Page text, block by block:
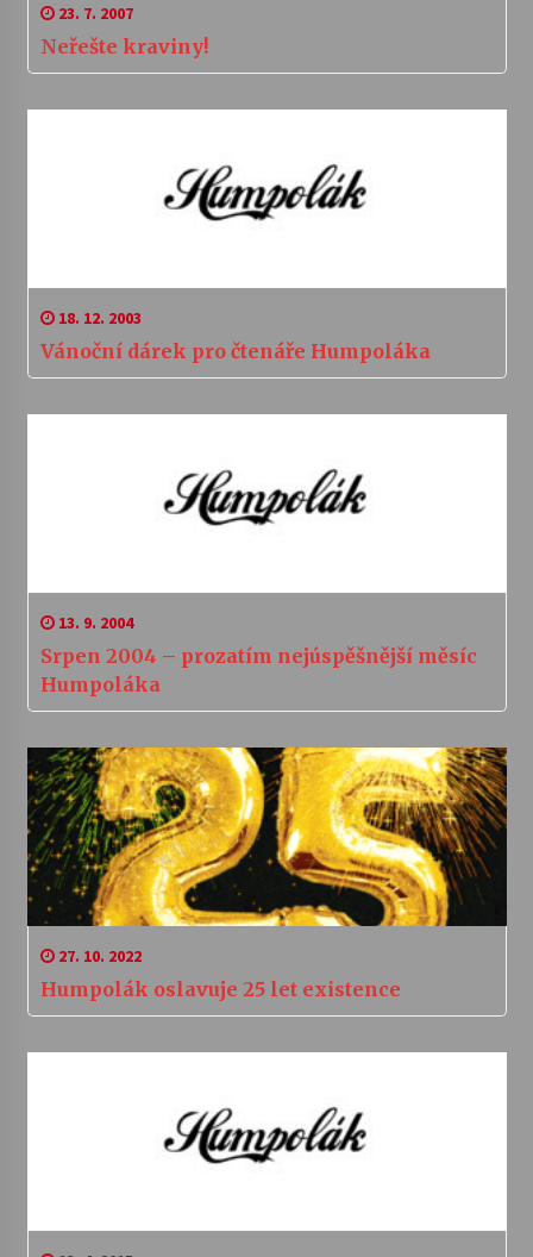
23. 7. 2007
Neřešte kraviny!
18. 12. 2003
Vánoční dárek pro čtenáře Humpoláka
13. 9. 2004
Srpen 2004 – prozatím nejúspěšnější měsíc
Humpoláka
27. 10. 2022
Humpolák oslavuje 25 let existence